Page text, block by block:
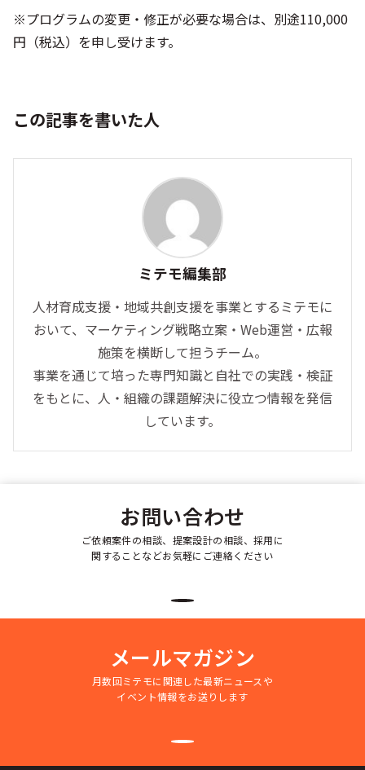
※プログラムの変更・修正が必要な場合は、別途110,000
円（税込）を申し受けます。
この記事を書いた人
ミテモ編集部
人材育成支援・地域共創支援を事業とするミテモに
おいて、マーケティング戦略立案・Web運営・広報
施策を横断して担うチーム。
事業を通じて培った専門知識と自社での実践・検証
をもとに、人・組織の課題解決に役立つ情報を発信
しています。
お問い合わせ
ご依頼案件の相談、提案設計の相談、採用に
関することなどお気軽にご連絡ください
メールマガジン
月数回ミテモに関連した最新ニュースや
イベント情報をお送りします